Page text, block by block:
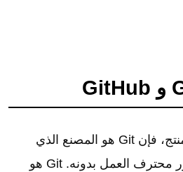
إذا كانت الشيفرة هي المنتج، فإن Git هو المصنع الذي
يديرها. لا يمكن لأي مطور محترف العمل بدونه. Git هو